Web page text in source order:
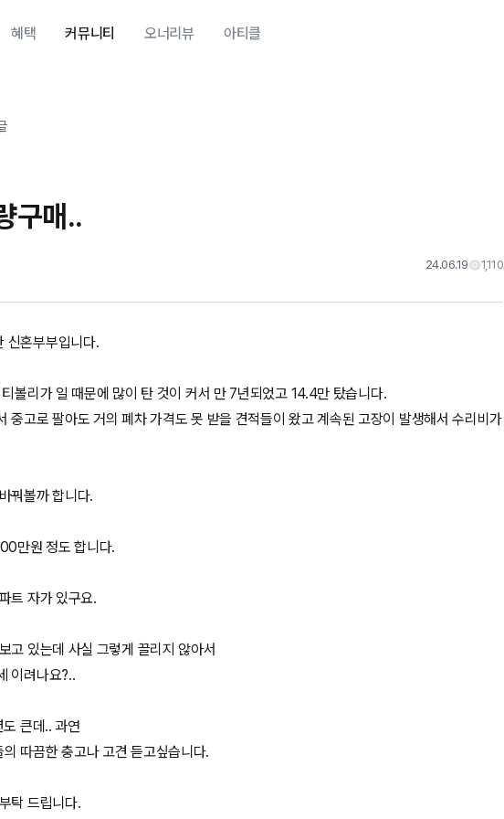
혜택 커뮤니티 오너리뷰 아티클
구매..
24.06.19 1,110
신혼부부입니다.
볼리가 일 때문에 많이 탄 것이 커서 만 7년되었고 14.4만 탔습니다.
중고로 팔아도 거의 폐차 가격도 못 받을 견적들이 왔고 계속된 고장이 발생해서 수리비가
꿔볼까 합니다.
만원 정도 합니다.
트 자가 있구요.
고 있는데 사실 그렇게 끌리지 않아서
이려나요?..
큰데.. 과연
따끔한 충고나 고견 듣고싶습니다.
탁 드립니다.